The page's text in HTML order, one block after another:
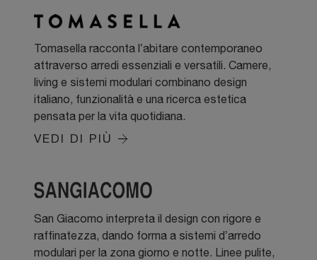
Tomasella racconta l’abitare contemporaneo
attraverso arredi essenziali e versatili. Camere,
living e sistemi modulari combinano design
italiano, funzionalità e una ricerca estetica
pensata per la vita quotidiana.
VEDI DI PIÙ
San Giacomo interpreta il design con rigore e
raffinatezza, dando forma a sistemi d’arredo
modulari per la zona giorno e notte. Linee pulite,